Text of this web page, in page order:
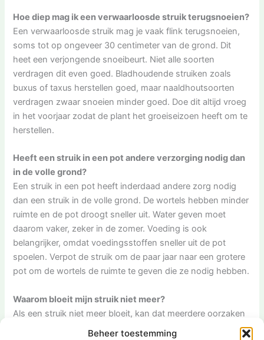
Beheer toestemming
Hoe diep mag ik een verwaarloosde struik terugsnoeien?
Een verwaarloosde struik mag je vaak flink terugsnoeien,
soms tot op ongeveer 30 centimeter van de grond. Dit
heet een verjongende snoeibeurt. Niet alle soorten
verdragen dit even goed. Bladhoudende struiken zoals
buxus of taxus herstellen goed, maar naaldhoutsoorten
verdragen zwaar snoeien minder goed. Doe dit altijd vroeg
in het voorjaar zodat de plant het groeiseizoen heeft om te
herstellen.
Heeft een struik in een pot andere verzorging nodig dan
in de volle grond?
Een struik in een pot heeft inderdaad andere zorg nodig
dan een struik in de volle grond. De wortels hebben minder
ruimte en de pot droogt sneller uit. Water geven moet
daarom vaker, zeker in de zomer. Voeding is ook
belangrijker, omdat voedingsstoffen sneller uit de pot
spoelen. Verpot de struik om de paar jaar naar een grotere
pot om de wortels de ruimte te geven die ze nodig hebben.
Waarom bloeit mijn struik niet meer?
Als een struik niet meer bloeit, kan dat meerdere oorzaken
hebben. Te veel stikstof in de bodem zorgt voor veel